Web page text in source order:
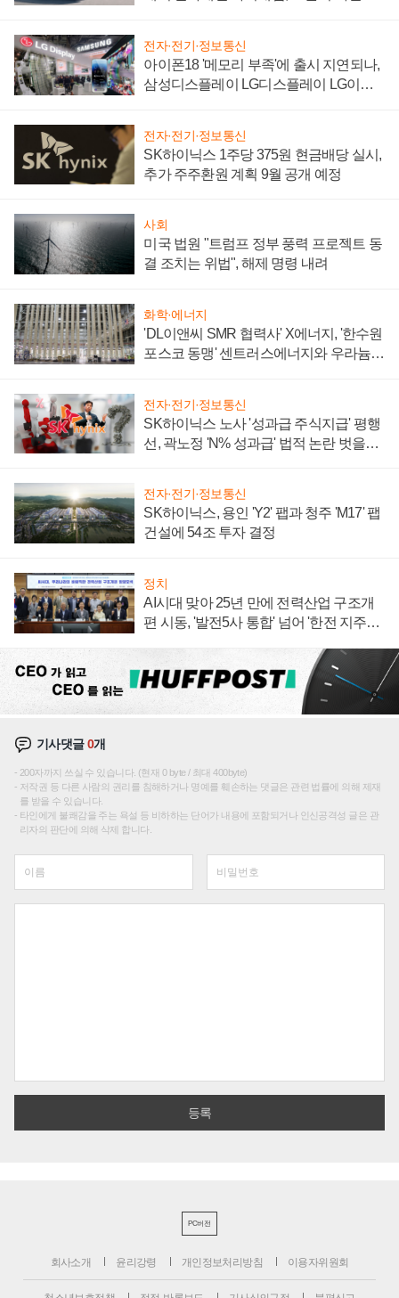
전자·전기·정보통신
아이폰18 '메모리 부족'에 출시 지연되나,
삼성디스플레이 LG디스플레이 LG이노
전자·전기·정보통신
SK하이닉스 1주당 375원 현금배당 실시,
추가 주주환원 계획 9월 공개 예정
사회
미국 법원 "트럼프 정부 풍력 프로젝트 동
결 조치는 위법", 해제 명령 내려
화학·에너지
'DL이앤씨 SMR 협력사' X에너지, '한수원
포스코 동맹' 센트러스에너지와 우라늄
전자·전기·정보통신
SK하이닉스 노사 '성과급 주식지급' 평행
선, 곽노정 'N% 성과급' 법적 논란 벗을지
전자·전기·정보통신
SK하이닉스, 용인 'Y2' 팹과 청주 'M17' 팹
건설에 54조 투자 결정
정치
AI시대 맞아 25년 만에 전력산업 구조개
편 시동, '발전5사 통합' 넘어 '한전 지주사'
기사댓글0개
200자까지 쓰실 수 있습니다. (현재 0 byte / 최대 400byte)
저작권 등 다른 사람의 권리를 침해하거나 명예를 훼손하는 댓글은 관련 법률에 의해 제재
를 받을 수 있습니다.
타인에게 불쾌감을 주는 욕설 등 비하하는 단어가 내용에 포함되거나 인신공격성 글은 관
리자의 판단에 의해 삭제 합니다.
PC버전
회사소개 윤리강령 개인정보처리방침 이용자위원회